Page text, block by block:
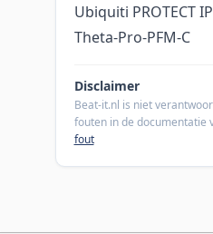
Ubiquiti PROTECT
Theta-Pro-PFM-C
Disclaimer
Beat-it.nl is niet
fouten in de documentatie
fout